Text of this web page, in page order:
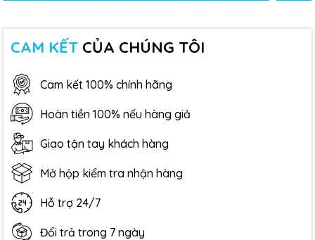
CAM KẾT CỦA CHÚNG TÔI
Cam kết 100% chính hãng
Hoàn tiền 100% nếu hàng giả
Giao tận tay khách hàng
Mở hộp kiểm tra nhận hàng
Hỗ trợ 24/7
Đổi trả trong 7 ngày